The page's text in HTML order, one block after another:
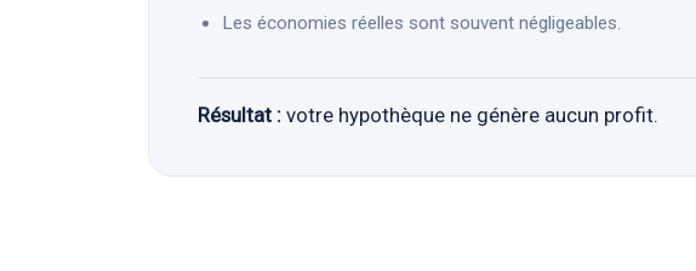
Les économies réelles sont souvent négligeables.
Résultat : votre hypothèque ne génère aucun profit.